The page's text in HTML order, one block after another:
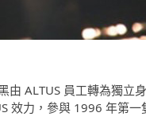
由 ALTUS 員工轉為獨立身
效力，參與 1996 年第一